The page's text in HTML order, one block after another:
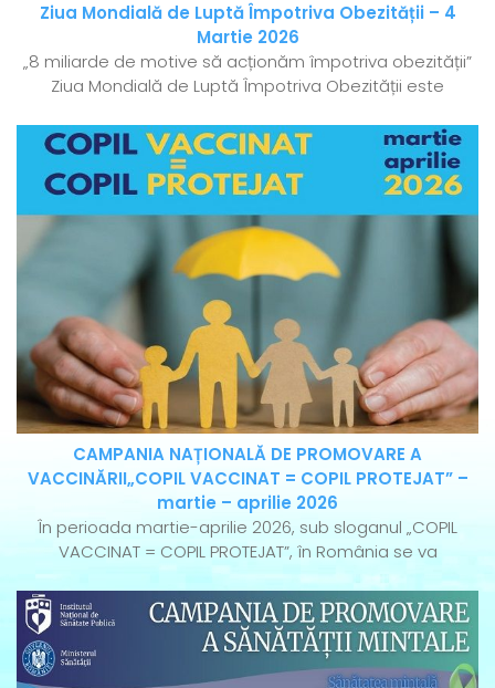
Ziua Mondială de Luptă Împotriva Obezității – 4
Martie 2026
„8 miliarde de motive să acționăm împotriva obezității”
Ziua Mondială de Luptă Împotriva Obezității este
CAMPANIA NAȚIONALĂ DE PROMOVARE A
VACCINĂRII„COPIL VACCINAT = COPIL PROTEJAT” –
martie – aprilie 2026
În perioada martie-aprilie 2026, sub sloganul „COPIL
VACCINAT = COPIL PROTEJAT”, în România se va